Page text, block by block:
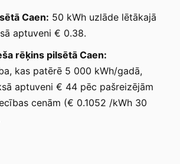
Caen: 50 kWh uzlāde lētākajā
aptuveni € 0.38.
rēķins pilsētā Caen:
kas patērē 5 000 kWh/gadā,
aptuveni € 44 pēc pašreizējām
cenām (€ 0.1052 /kWh 30